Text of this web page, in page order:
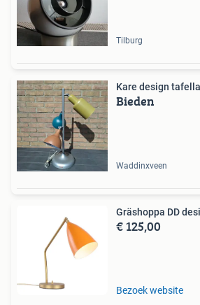
Tilburg
Kare design
Bieden
Waddinxveen
Gräshoppa DD
€ 125,00
Bezoek website